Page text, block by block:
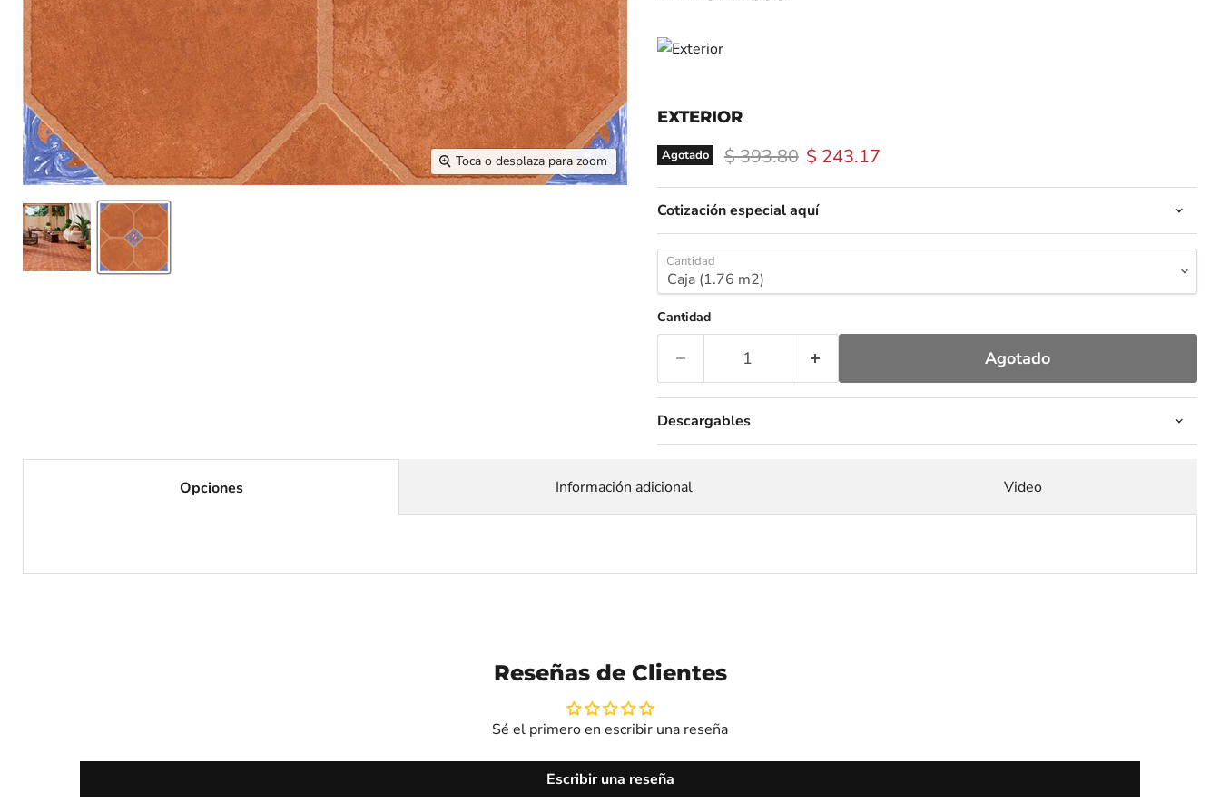
Toca o desplaza para zoom
EXTERIOR
Agotado Precio original
$ 393.80 Precio actual
$ 243.17
Cotización especial aquí
Cantidad
Cantidad
Agotado
Descargables
Opciones Información adicional Video
Reseñas de Clientes
Sé el primero en escribir una reseña
Escribir una reseña